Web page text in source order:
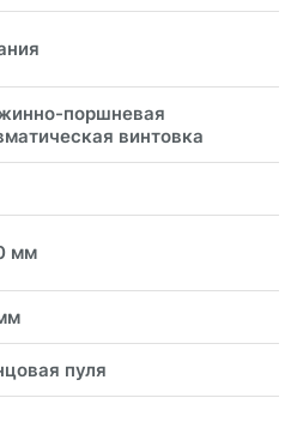
поршневая
винтовка
мм
пуля